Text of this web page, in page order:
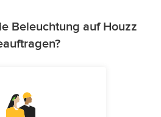
Beleuchtung auf Houzz